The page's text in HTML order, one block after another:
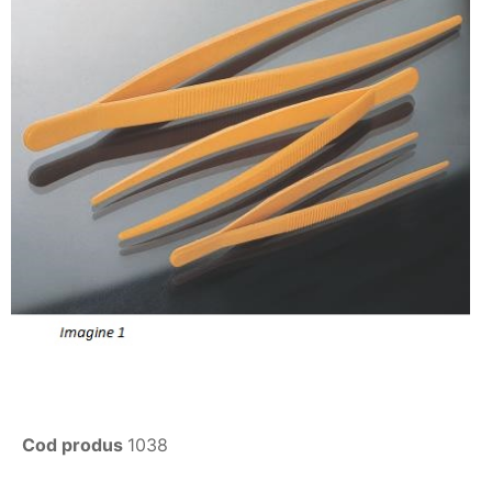
Cod produs 1038